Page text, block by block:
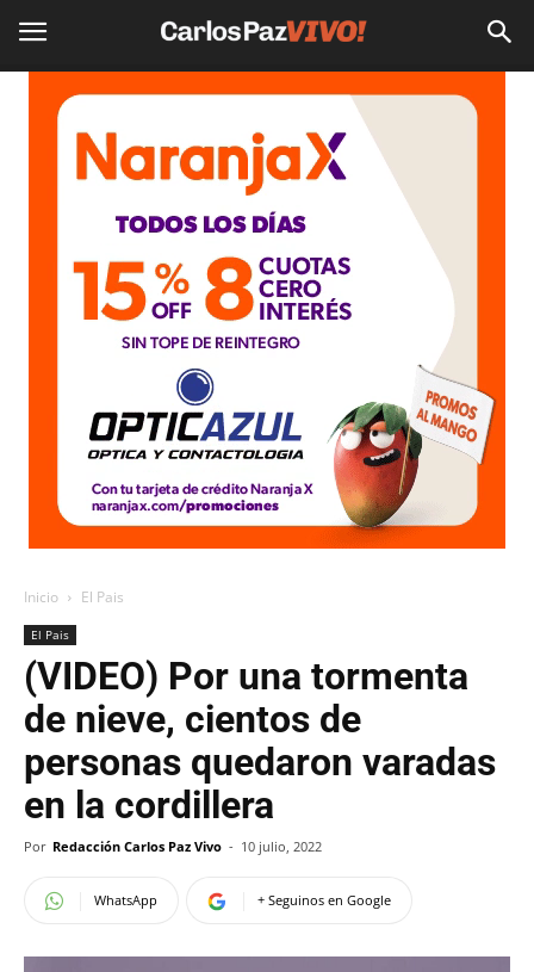
Inicio El Pais
El Pais
(VIDEO) Por una tormenta
de nieve, cientos de
personas quedaron varadas
en la cordillera
Por Redacción Carlos Paz Vivo - 10 julio, 2022
WhatsApp + Seguinos en Google